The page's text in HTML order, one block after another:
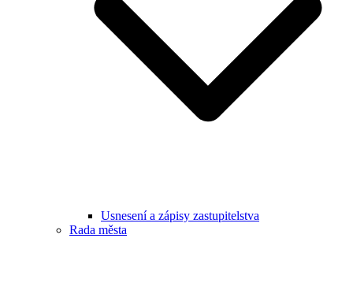
Usnesení a zápisy zastupitelstva
Rada města